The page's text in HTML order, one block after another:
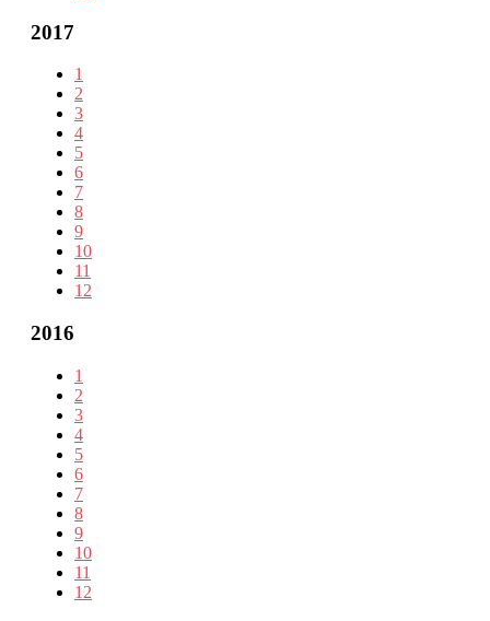
2017
1
2
3
4
5
6
7
8
9
10
11
12
2016
1
2
3
4
5
6
7
8
9
10
11
12